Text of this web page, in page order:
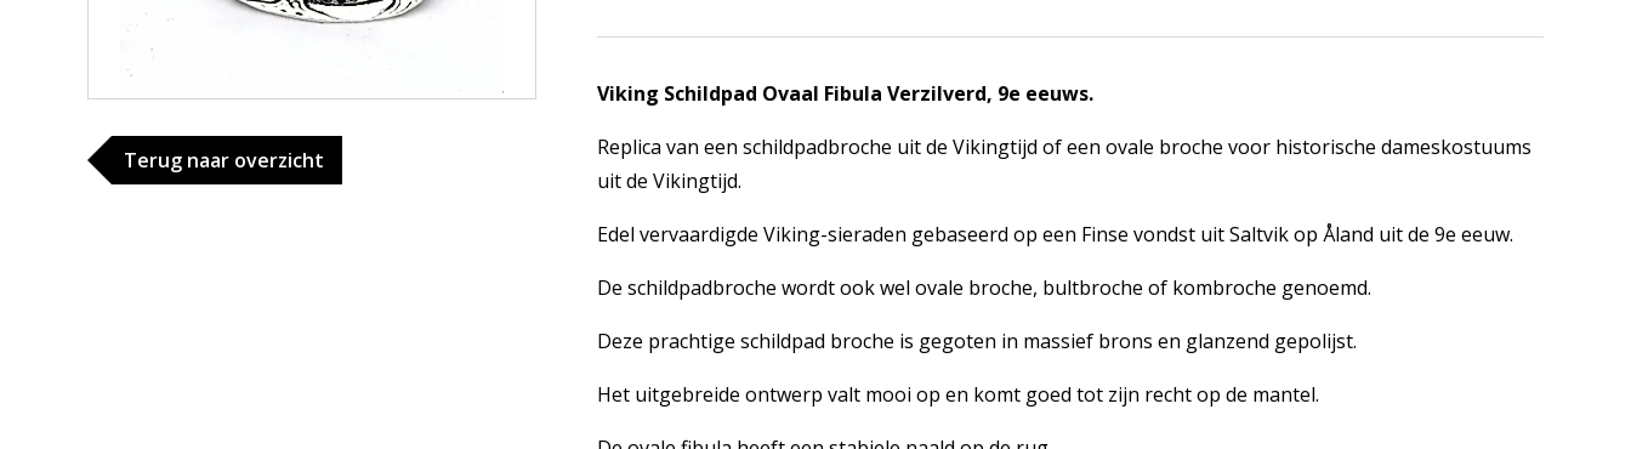
Terug naar overzicht
Viking Schildpad Ovaal Fibula Verzilverd, 9e eeuws.
Replica van een schildpadbroche uit de Vikingtijd of een ovale broche voor historische dameskostuums
uit de Vikingtijd.
Edel vervaardigde Viking-sieraden gebaseerd op een Finse vondst uit Saltvik op Åland uit de 9e eeuw.
De schildpadbroche wordt ook wel ovale broche, bultbroche of kombroche genoemd.
Deze prachtige schildpad broche is gegoten in massief brons en glanzend gepolijst.
Het uitgebreide ontwerp valt mooi op en komt goed tot zijn recht op de mantel.